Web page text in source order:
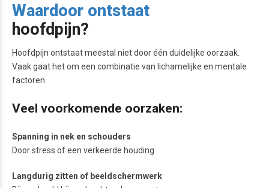
Waardoor ontstaat
hoofdpijn?
Hoofdpijn ontstaat meestal niet door één duidelijke oorzaak.
Vaak gaat het om een combinatie van lichamelijke en mentale
factoren.
Veel voorkomende oorzaken:
Spanning in nek en schouders
Door stress of een verkeerde houding
Langdurig zitten of beeldschermwerk